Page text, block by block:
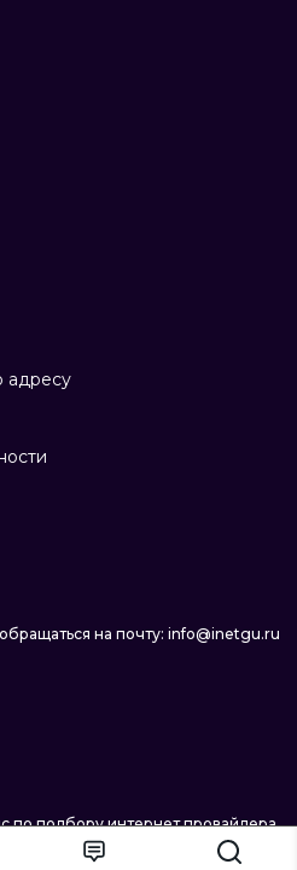
адресу
на почту: info@inetgu.ru
по подбору интернет провайдера